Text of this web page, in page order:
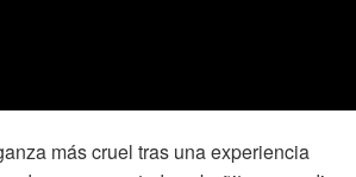
más cruel tras una experiencia